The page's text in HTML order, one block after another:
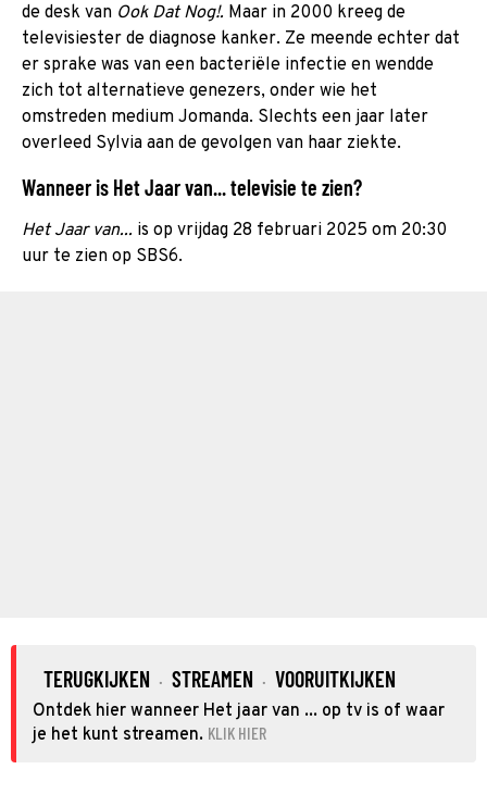
de desk van Ook Dat Nog!. Maar in 2000 kreeg de
televisiester de diagnose kanker. Ze meende echter dat
er sprake was van een bacteriële infectie en wendde
zich tot alternatieve genezers, onder wie het
omstreden medium Jomanda. Slechts een jaar later
overleed Sylvia aan de gevolgen van haar ziekte.
Wanneer is Het Jaar van... televisie te zien?
Het Jaar van... is op vrijdag 28 februari 2025 om 20:30
uur te zien op SBS6.
TERUGKIJKEN · STREAMEN · VOORUITKIJKEN
Ontdek hier wanneer Het jaar van ... op tv is of waar
je het kunt streamen. KLIK HIER